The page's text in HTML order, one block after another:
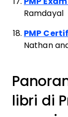
Ramdayal
PMP
Nathan
libri di